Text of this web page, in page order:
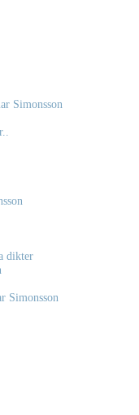
Simonsson
dikter
Simonsson